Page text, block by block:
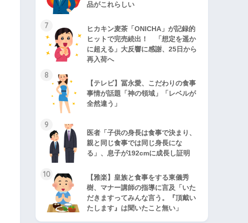
品がこれらしい
7
ヒカキン麦茶「ONICHA」が記録的
ヒットで完売続出！ 「想定を遥か
に超える」大反響に感謝、25日から
再入荷へ
8
【テレビ】冨永愛、こだわりの食事
事情が話題「神の領域」「レベルが
全然違う」
9
医者「子供の身長は食事で決まり、
親と同じ食事では同じ身長にな
る」、息子が192cmに成長し証明
10
【雅楽】皇族と食事をする東儀秀
樹、マナー講師の指導に言及「いた
だきますってみんな言う。『頂戴い
たします』は聞いたこと無い」